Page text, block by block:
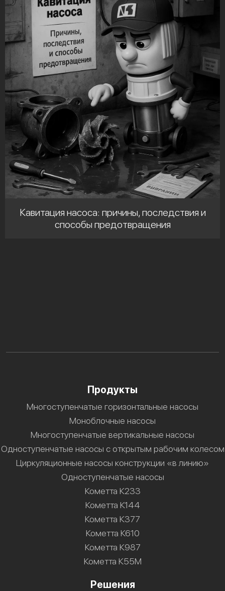
Кавитация насоса: причины, последствия и
способы предотвращения
Продукты
Многоступенчатые горизонтальные насосы
Моноблочные насосы
Многоступенчатые вертикальные насосы
Одноступенчатые насосы с открытым рабочим колесом
Циркуляционные насосы конструкции «в линию»
Одноступенчатые насосы
Кометта К233
Кометта К144
Кометта К377
Кометта К610
Кометта К987
Кометта К55М
Решения